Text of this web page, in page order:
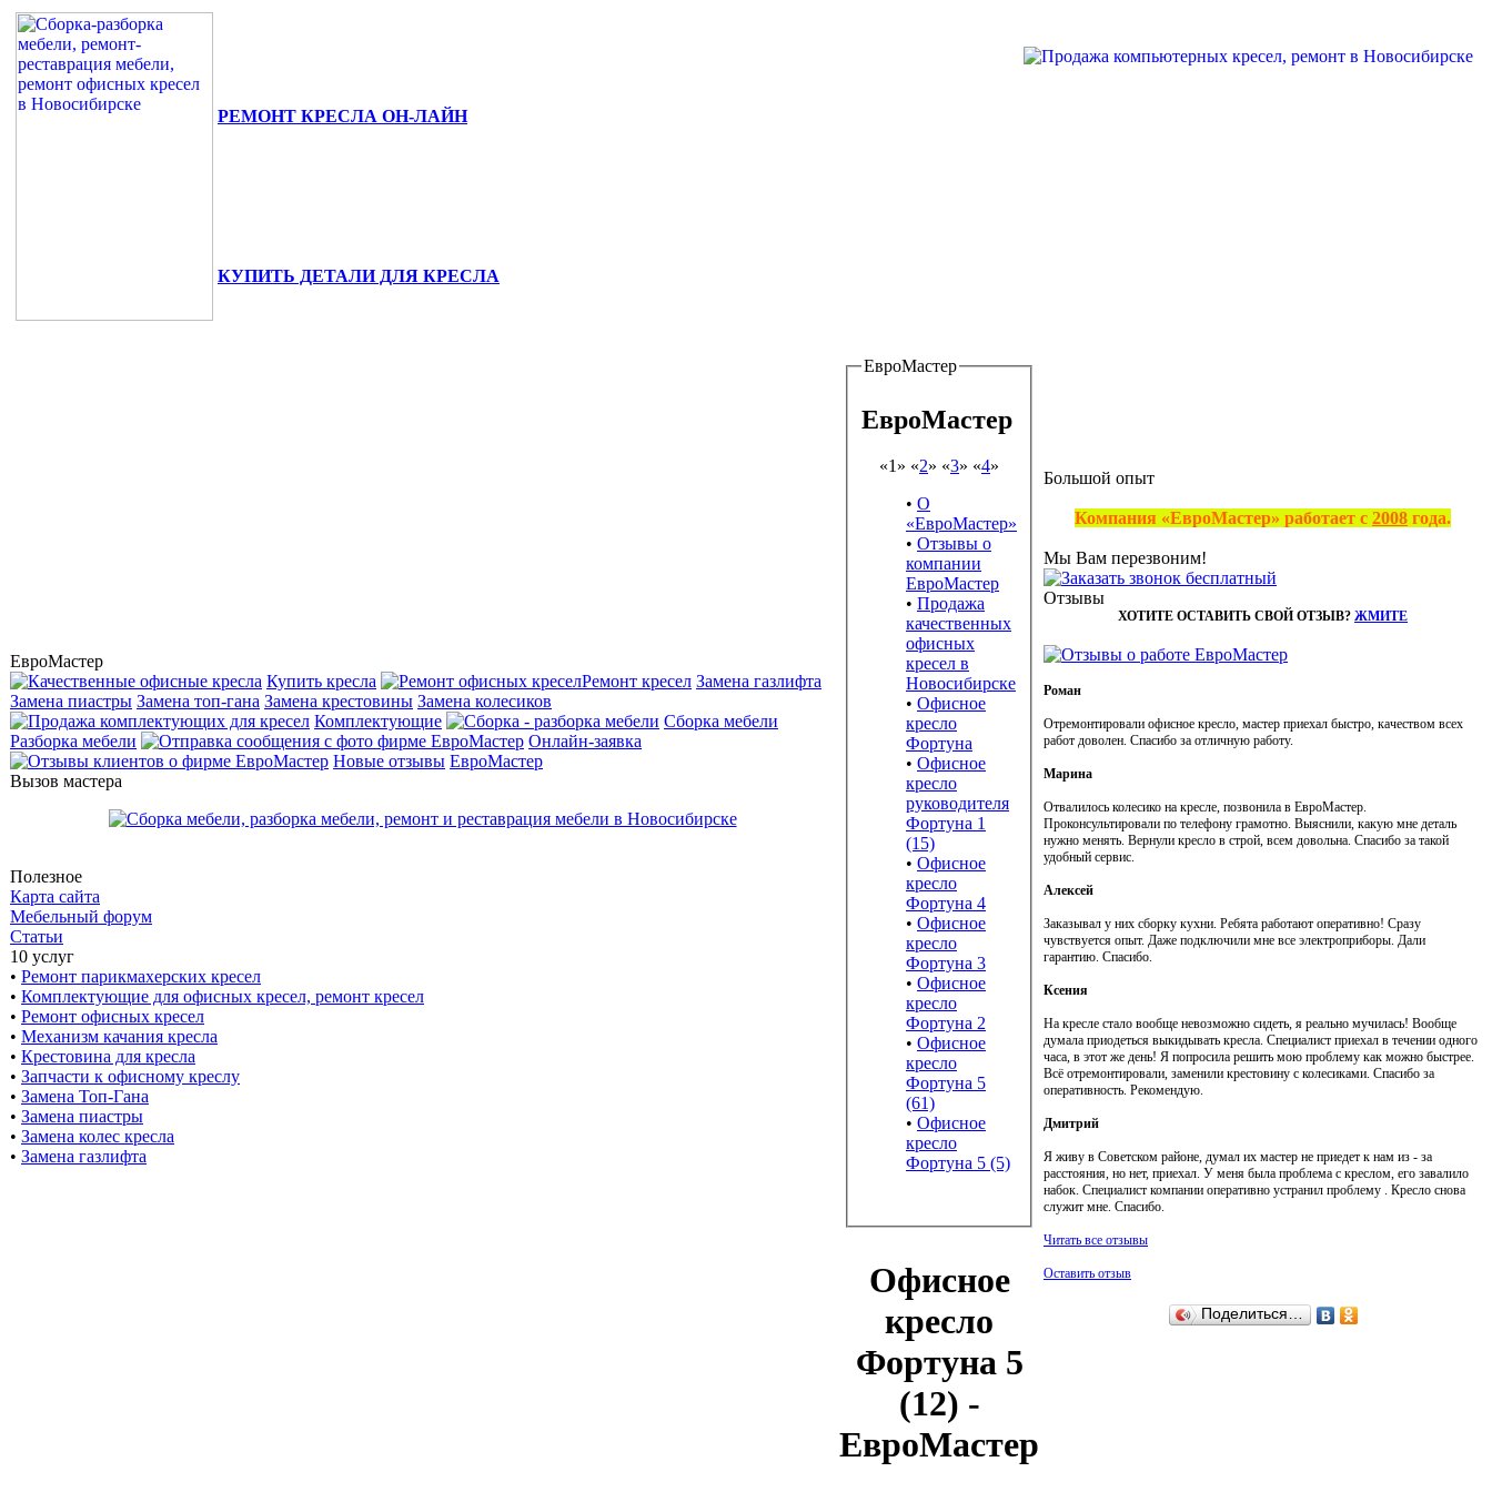
РЕМОНТ КРЕСЛА ОН-ЛАЙН
КУПИТЬ ДЕТАЛИ ДЛЯ КРЕСЛА
ЕвроМастер
Купить кресла
Ремонт кресел Замена газлифта
Замена пиастры Замена топ-гана Замена крестовины Замена колесиков
Комплектующие
Сборка мебели
Разборка мебели
Онлайн-заявка
Новые отзывы ЕвроМастер
Вызов мастера
Полезное
Карта сайта
Мебельный форум
Статьи
10 услуг
• Ремонт парикмахерских кресел
• Комплектующие для офисных кресел, ремонт кресел
• Ремонт офисных кресел
• Механизм качания кресла
• Крестовина для кресла
• Запчасти к офисному креслу
• Замена Топ-Гана
• Замена пиастры
• Замена колес кресла
• Замена газлифта
ЕвроМастер
ЕвроМастер
«1» «2 » «3 » «4»
• О
«ЕвроМастер»
• Отзывы о
компании
ЕвроМастер
• Продажа
качественных
офисных
кресел в
Новосибирске
• Офисное
кресло
Фортуна
• Офисное
кресло
руководителя
Фортуна 1
(15)
• Офисное
кресло
Фортуна 4
• Офисное
кресло
Фортуна 3
• Офисное
кресло
Фортуна 2
• Офисное
кресло
Фортуна 5
(61)
• Офисное
кресло
Фортуна 5 (5)
Офисное
кресло
Фортуна 5
(12) -
ЕвроМастер
Большой опыт
Компания «ЕвроМастер» работает с 2008 года.
Мы Вам перезвоним!
Отзывы
ХОТИТЕ ОСТАВИТЬ СВОЙ ОТЗЫВ? ЖМИТЕ
Роман
Отремонтировали офисное кресло, мастер приехал быстро, качеством всех
работ доволен. Спасибо за отличную работу.
Марина
Отвалилось колесико на кресле, позвонила в ЕвроМастер.
Проконсультировали по телефону грамотно. Выяснили, какую мне деталь
нужно менять. Вернули кресло в строй, всем довольна. Спасибо за такой
удобный сервис.
Алексей
Заказывал у них сборку кухни. Ребята работают оперативно! Сразу
чувствуется опыт. Даже подключили мне все электроприборы. Дали
гарантию. Спасибо.
Ксения
На кресле стало вообще невозможно сидеть, я реально мучилась! Вообще
думала приодеться выкидывать кресла. Специалист приехал в течении одного
часа, в этот же день! Я попросила решить мою проблему как можно быстрее.
Всё отремонтировали, заменили крестовину с колесиками. Спасибо за
оперативность. Рекомендую.
Дмитрий
Я живу в Советском районе, думал их мастер не приедет к нам из - за
расстояния, но нет, приехал. У меня была проблема с креслом, его завалило
набок. Специалист компании оперативно устранил проблему . Кресло снова
служит мне. Спасибо.
Читать все отзывы
Оставить отзыв
Поделиться…